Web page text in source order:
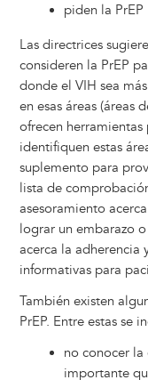
piden la PrEP
Las directrices
consideren la PrEP
donde el VIH sea
en esas áreas (áreas
ofrecen
identifiquen estas
suplemento para
lista de
asesoramiento
lograr un embarazo
acerca la adherencia
informativas para
También existen
PrEP. Entre estas se
no conocer
importante